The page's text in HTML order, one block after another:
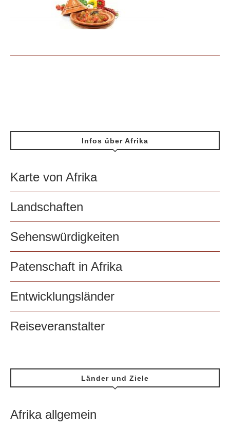
Infos über Afrika
Karte von Afrika
Landschaften
Sehenswürdigkeiten
Patenschaft in Afrika
Entwicklungsländer
Reiseveranstalter
Länder und Ziele
Afrika allgemein